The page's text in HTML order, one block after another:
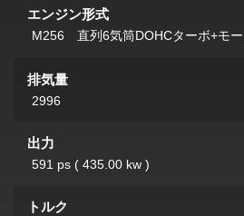
エンジン形式
M256 直列6気筒DOHCターボ+モー
排気量
2996
出力
591 ps ( 435.00 kw )
トルク